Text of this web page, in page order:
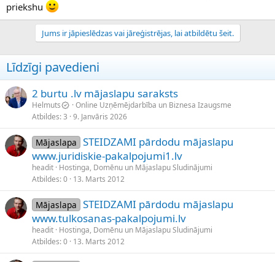
priekshu
Jums ir jāpieslēdzas vai jāreģistrējas, lai atbildētu šeit.
Līdzīgi pavedieni
2 burtu .lv mājaslapu saraksts
Helmuts
Online Uzņēmējdarbība un Biznesa Izaugsme
Atbildes 3 9. Janvāris 2026
Mājaslapa STEIDZAMI pārdodu mājaslapu
www.juridiskie-pakalpojumi1.lv
headit Hostinga, Domēnu un Mājaslapu Sludinājumi
Atbildes 0 13. Marts 2012
Mājaslapa STEIDZAMI pārdodu mājaslapu
www.tulkosanas-pakalpojumi.lv
headit Hostinga, Domēnu un Mājaslapu Sludinājumi
Atbildes 0 13. Marts 2012